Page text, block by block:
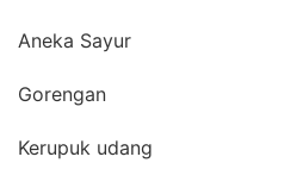
Aneka Sayur
Gorengan
Kerupuk udang